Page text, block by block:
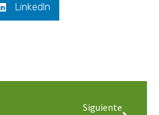
LinkedIn
Siguiente